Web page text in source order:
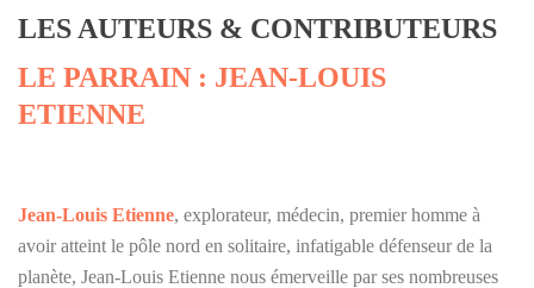
LES AUTEURS & CONTRIBUTEURS
LE PARRAIN : JEAN-LOUIS
ETIENNE
Jean-Louis Etienne, explorateur, médecin, premier homme à
avoir atteint le pôle nord en solitaire, infatigable défenseur de la
planète, Jean-Louis Etienne nous émerveille par ses nombreuses